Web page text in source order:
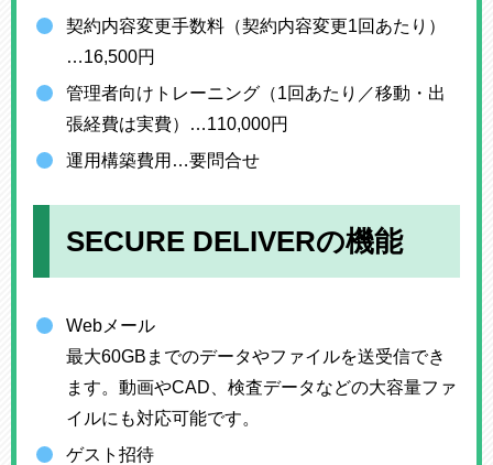
契約内容変更手数料（契約内容変更1回あたり）
…16,500円
管理者向けトレーニング（1回あたり／移動・出
張経費は実費）…110,000円
運用構築費用…要問合せ
SECURE DELIVERの機能
Webメール
最大60GBまでのデータやファイルを送受信でき
ます。動画やCAD、検査データなどの大容量ファ
イルにも対応可能です。
ゲスト招待